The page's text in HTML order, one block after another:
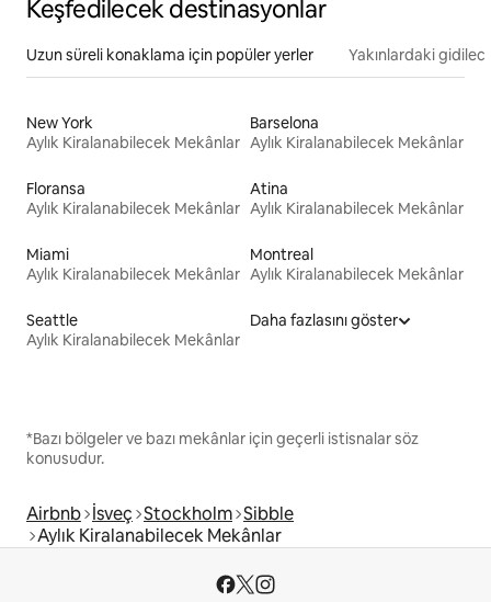
Keşfedilecek destinasyonlar
Uzun süreli konaklama için popüler yerler Yakınlardaki
New York
Aylık Kiralanabilecek Mekânlar
Barselona
Aylık Kiralanabilecek Mekânlar
Floransa
Aylık Kiralanabilecek Mekânlar
Atina
Aylık Kiralanabilecek Mekânlar
Miami
Aylık Kiralanabilecek Mekânlar
Montreal
Aylık Kiralanabilecek Mekânlar
Seattle
Aylık Kiralanabilecek Mekânlar
Daha fazlasını göster
*Bazı bölgeler ve bazı mekânlar için geçerli istisnalar söz
konusudur.
Airbnb İsveç Stockholm Sibble
Aylık Kiralanabilecek Mekânlar